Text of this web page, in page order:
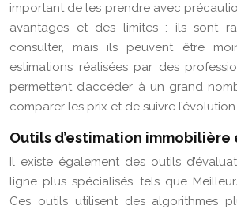
important de les prendre avec
avantages et des limites : ils sont
consulter, mais ils peuvent être
estimations réalisées par des
permettent d’accéder à un grand
comparer les prix et de suivre
Outils d’estimation immobilière
Il existe également des outils
ligne plus spécialisés, tels que
Ces outils utilisent des algorithmes